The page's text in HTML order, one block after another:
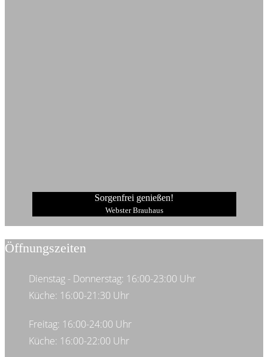
Sorgenfrei genießen!
Webster Brauhaus
Öffnungszeiten
Dienstag - Donnerstag: 16:00-23:00 Uhr
Küche: 16:00-21:30 Uhr
Freitag: 16:00-24:00 Uhr
Küche: 16:00-22:00 Uhr